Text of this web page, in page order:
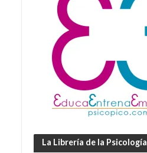
La Librería de la Psicología